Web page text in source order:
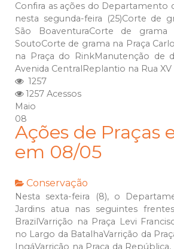
Confira as ações do Departamento
nesta segunda-feira (25)Corte de
São BoaventuraCorte de grama
SoutoCorte de grama na Praça
na Praça do RinkManutenção de
Avenida CentralReplantio na Rua
1257
1257 Acessos
Maio
08
Ações de Praças
em 08/05
Conservação
Nesta sexta-feira (8), o
Jardins atua nas seguintes
BrazilVarrição na Praça Levi
no Largo da BatalhaVarrição da
IngáVarrição na Praça da